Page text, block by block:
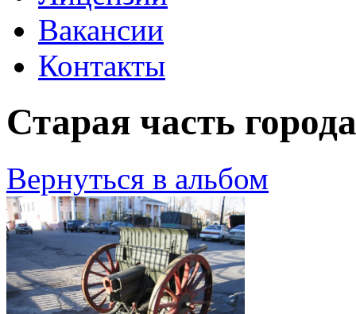
Вакансии
Контакты
Старая часть
Вернуться в альбом